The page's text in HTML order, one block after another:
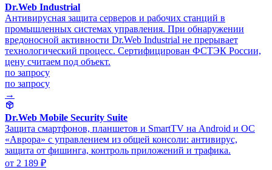
Dr.Web Industrial
Антивирусная защита серверов и рабочих станций в
промышленных системах управления. При обнаружении
вредоносной активности Dr.Web Industrial не прерывает
технологический процесс. Сертифицирован ФСТЭК России,
цену считаем под объект.
по запросу
по запросу
→
Dr.Web Mobile Security Suite
Защита смартфонов, планшетов и SmartTV на Android и ОС
«Аврора» с управлением из общей консоли: антивирус,
защита от фишинга, контроль приложений и трафика.
от 2 189 ₽